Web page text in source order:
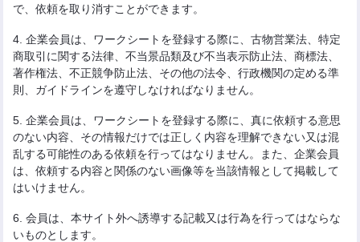
で、依頼を取り消すことができます。
4. 企業会員は、ワークシートを登録する際に、古物営業法、特定
商取引に関する法律、不当景品類及び不当表示防止法、商標法、
著作権法、不正競争防止法、その他の法令、行政機関の定める準
則、ガイドラインを遵守しなければなりません。
5. 企業会員は、ワークシートを登録する際に、真に依頼する意思
のない内容、その情報だけでは正しく内容を理解できない又は混
乱する可能性のある依頼を行ってはなりません。また、企業会員
は、依頼する内容と関係のない画像等を当該情報として掲載して
はいけません。
6. 会員は、本サイト外へ誘導する記載又は行為を行ってはならな
いものとします。